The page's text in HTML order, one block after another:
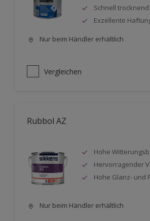
Schnell trocknend
Exzellente
Nur beim Händler erhältlich
Vergleichen
Rubbol AZ
Hohe
Hervorragender
Hohe Glanz- und
Nur beim Händler erhältlich